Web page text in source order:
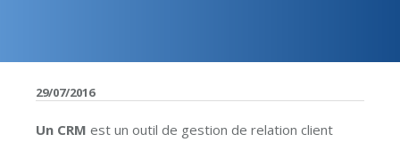
29/07/2016
Un CRM est un outil de gestion de relation client